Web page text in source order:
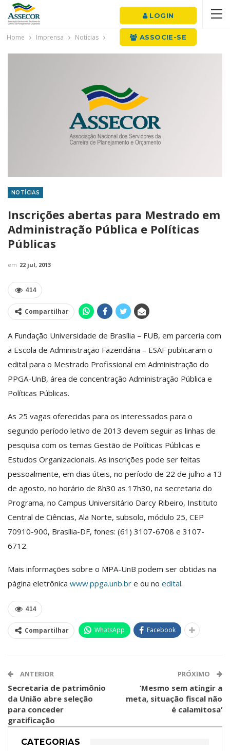
LOGIN
ASSOCIE-SE
Home Imprensa Notícias
NOTÍCIAS
Inscrições abertas para Mestrado em
Administração Pública e Políticas
Públicas
em 22 jul, 2013
414
Compartilhar
A Fundação Universidade de Brasília – FUB, em parceria com
a Escola de Administração Fazendária – ESAF publicaram o
edital para o Mestrado Profissional em Administração do
PPGA-UnB, área de concentração Administração Pública e
Políticas Públicas.
As 25 vagas oferecidas para os interessados para o
segundo período letivo de 2013 devem seguir as linhas de
pesquisa com os temas Gestão de Políticas Públicas e
Estudos Organizacionais. As inscrições pode ser feitas
pessoalmente, em dias úteis, no período de 22 de julho a 13
de agosto, no horário de 8h30 as 17h30, na secretaria do
Programa, no Campus Universitário Darcy Ribeiro, Instituto
Central de Ciências, Ala Norte, subsolo, módulo 25, CEP
70910-900, Brasília-DF, fones: (61) 3107-6708 e 3107-
6712.
Mais informações sobre o MPA-UnB podem ser obtidas na
página eletrônica www.ppga.unb.br e ou no edital.
414
Compartilhar WhatsApp Facebook
ANTERIOR
Secretaria de patrimônio
da União abre seleção
para conceder
gratificação
PRÓXIMO
‘Mesmo sem atingir a
meta, situação fiscal não
é calamitosa’
CATEGORIAS